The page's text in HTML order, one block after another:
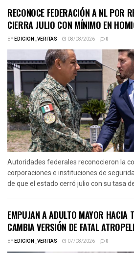
RECONOCE FEDERACIÓN A NL POR
CIERRA JULIO CON MÍNIMO EN
BYEDICION_VERITAS 08/08/2026 0
Autoridades federales reconocieron la
corporaciones e instituciones de
de que el estado cerró julio con su tasa
EMPUJAN A ADULTO MAYOR HACIA
CAMBIA VERSIÓN DE FATAL
BYEDICION_VERITAS 07/08/2026 0